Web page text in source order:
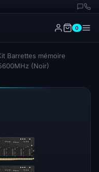
0
Barrettes mémoire
(Noir)